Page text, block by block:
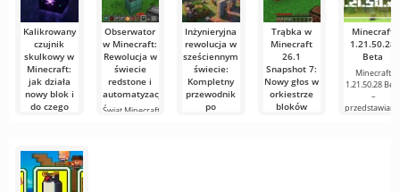
Kalikrowany
czujnik
skulkowy w
Minecraft:
jak działa
nowy blok i
do czego
skulkowy, czyli
Calibrated
Obserwator
w Minecraft:
Rewolucja w
świecie
redstone i
automatyzacji
Świat Minecraft
Inżynieryjna
rewolucja w
sześciennym
świecie:
Kompletny
przewodnik
po
Trąbka w
Minecraft
26.1
Snapshot 7:
Nowy głos w
orkiestrze
bloków
Minecraft
1.21.50.28
Beta
Minecraft
1.21.50.28
–